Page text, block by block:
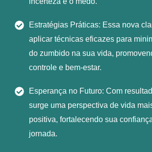
Estratégias Práticas: Essa nova
aplicar técnicas eficazes para
do zumbido na sua vida,
controle e bem-estar.
Esperança no Futuro: Com
surge uma perspectiva de vida
positiva, fortalecendo sua
jornada.